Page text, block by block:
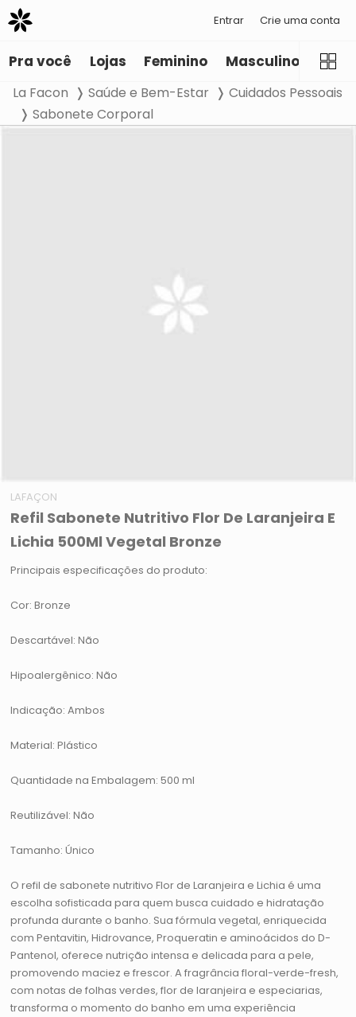
Entrar Crie uma conta
Pra você Lojas Feminino Masculino
La Facon Saúde e Bem-Estar
Cuidados Pessoais
Sabonete Corporal
LAFAÇON
Refil Sabonete Nutritivo Flor De Laranjeira E
Lichia 500Ml Vegetal Bronze
Principais especificações do produto:
Cor: Bronze
Descartável: Não
Hipoalergênico: Não
Indicação: Ambos
Material: Plástico
Quantidade na Embalagem: 500 ml
Reutilizável: Não
Tamanho: Único
O refil de sabonete nutritivo Flor de Laranjeira e Lichia é uma
escolha sofisticada para quem busca cuidado e hidratação
profunda durante o banho. Sua fórmula vegetal, enriquecida
com Pentavitin, Hidrovance, Proqueratin e aminoácidos do D-
Pantenol, oferece nutrição intensa e delicada para a pele,
promovendo maciez e frescor. A fragrância floral-verde-fresh,
com notas de folhas verdes, flor de laranjeira e especiarias,
transforma o momento do banho em uma experiência